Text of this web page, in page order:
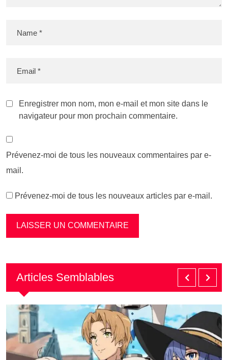
Enregistrer mon nom, mon e-mail et mon site dans le
navigateur pour mon prochain commentaire.
Prévenez-moi de tous les nouveaux commentaires par e-
mail.
Prévenez-moi de tous les nouveaux articles par e-mail.
Articles Semblables